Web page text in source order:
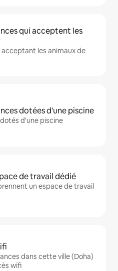
qui acceptent les
acceptant les animaux de
dotées d'une piscine
d'une piscine
de travail dédié
un espace de travail
dans cette ville (Doha)
wifi